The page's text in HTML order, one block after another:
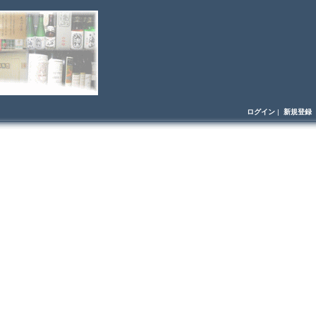
ログイン | 新規登録